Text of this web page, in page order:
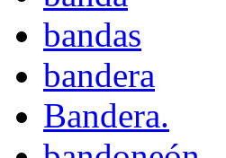
bandas
bandera
Bandera.